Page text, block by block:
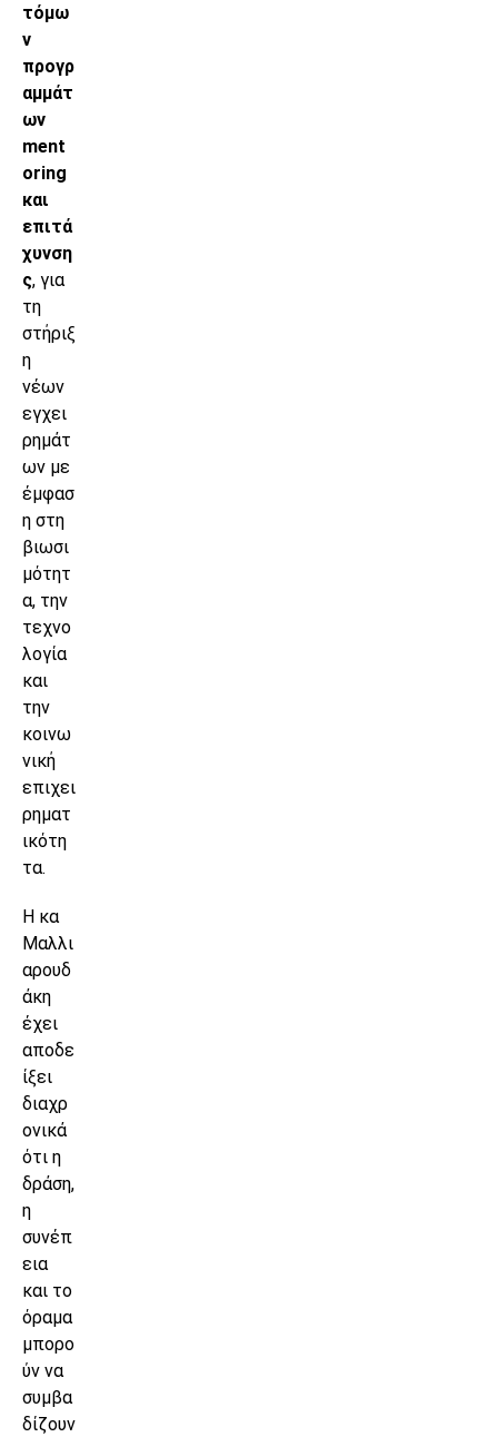
τόμω
ν
προγρ
αμμάτ
ων
ment
oring
και
επιτά
χυνση
ς, για
τη
στήριξ
η
νέων
εγχει
ρημάτ
ων με
έμφασ
η στη
βιωσι
μότητ
α, την
τεχνο
λογία
και
την
κοινω
νική
επιχει
ρηματ
ικότη
τα.
Η κα
Μαλλι
αρουδ
άκη
έχει
αποδε
ίξει
διαχρ
ονικά
ότι η
δράση,
η
συνέπ
εια
και το
όραμα
μπορο
ύν να
συμβα
δίζουν